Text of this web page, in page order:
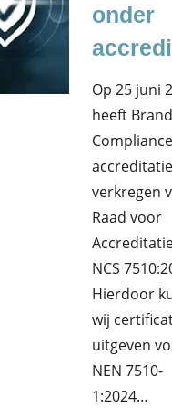
onder
Op 25 juni
heeft Brand
Compliance
accreditatie
verkregen
Raad voor
NCS
Hierdoor
wij
uitgeven
NEN 7510-
1:2024…